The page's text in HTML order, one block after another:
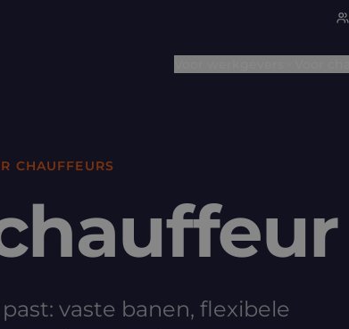
CHAUFFEURS
vaste banen, flexibele